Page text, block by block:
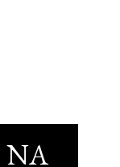
NA